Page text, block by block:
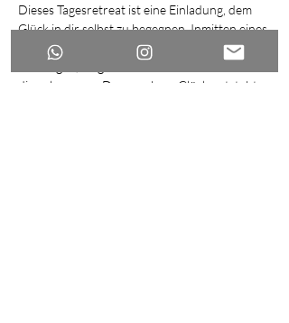
Dieses Tagesretreat ist eine Einladung, dem
Glück in dir selbst zu begegnen. Inmitten eines
oft lauten, schnellen Alltags darfst du bewusst
dir ankommen. Denn wahres Glück entsteht